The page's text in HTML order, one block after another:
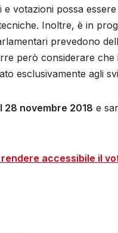
votazioni possa
Inoltre, è in
prevedono
però considerare
esclusivamente agli
novembre 2018 e
accessibile il